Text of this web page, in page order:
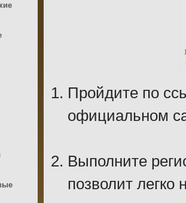
Пройдите по
официальном
Выполните
позволит легко